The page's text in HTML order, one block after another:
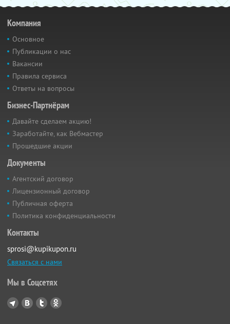
Компания
Основное
Публикации о нас
Вакансии
Правила сервиса
Ответы на вопросы
Бизнес-Партнёрам
Давайте сделаем акцию!
Заработайте, как Вебмастер
Прошедшие акции
Документы
Агентский договор
Лицензионный договор
Публичная оферта
Политика конфиденциальности
Контакты
sprosi@kupikupon.ru
Связаться с нами
Мы в Соцсетях